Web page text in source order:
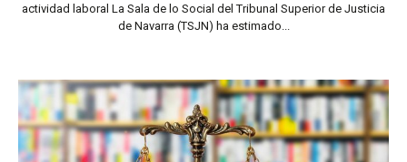
actividad laboral La Sala de lo Social del Tribunal Superior de Justicia
de Navarra (TSJN) ha estimado...